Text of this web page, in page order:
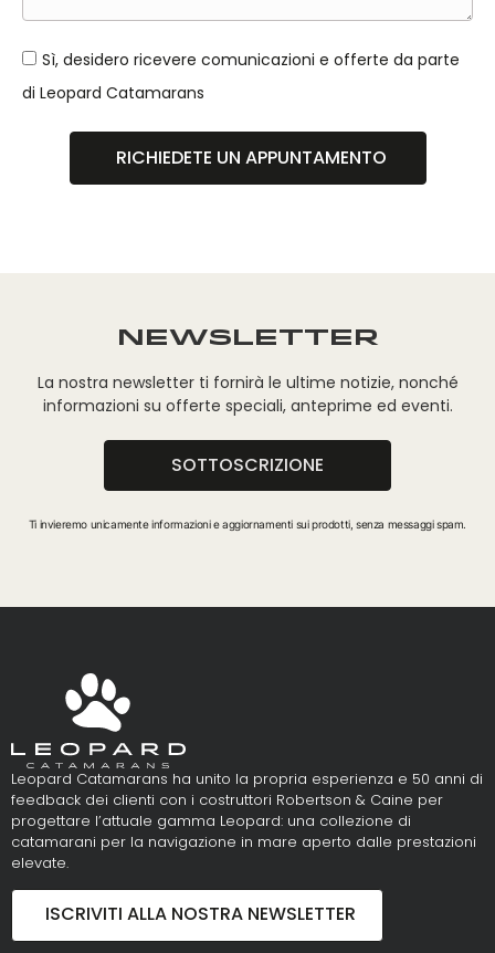
Sì, desidero ricevere comunicazioni e offerte da parte
di Leopard Catamarans
RICHIEDETE UN APPUNTAMENTO
NEWSLETTER
La nostra newsletter ti fornirà le ultime notizie, nonché
informazioni su offerte speciali, anteprime ed eventi.
SOTTOSCRIZIONE
Ti invieremo unicamente informazioni e aggiornamenti sui prodotti, senza messaggi spam.
Leopard Catamarans ha unito la propria esperienza e 50 anni di
feedback dei clienti con i costruttori Robertson & Caine per
progettare l’attuale gamma Leopard: una collezione di
catamarani per la navigazione in mare aperto dalle prestazioni
elevate.
ISCRIVITI ALLA NOSTRA NEWSLETTER